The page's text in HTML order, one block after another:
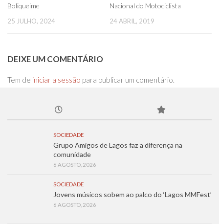
Boliqueime
25 JULHO, 2024
Nacional do Motociclista
24 ABRIL, 2019
DEIXE UM COMENTÁRIO
Tem de iniciar a sessão para publicar um comentário.
SOCIEDADE
Grupo Amigos de Lagos faz a diferença na
comunidade
6 AGOSTO, 2026
SOCIEDADE
Jovens músicos sobem ao palco do ‘Lagos MMFest’
6 AGOSTO, 2026